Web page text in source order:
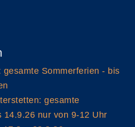
Sommerferien - bis
gesamte
14.9.26 nur von 9-12 Uhr